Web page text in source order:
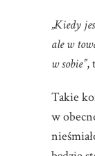
„Kiedy
ale w
w sobie”,
Takie
w